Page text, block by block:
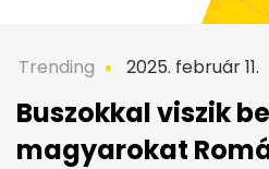
Trending 2025. február 11.
Buszokkal viszik
magyarokat